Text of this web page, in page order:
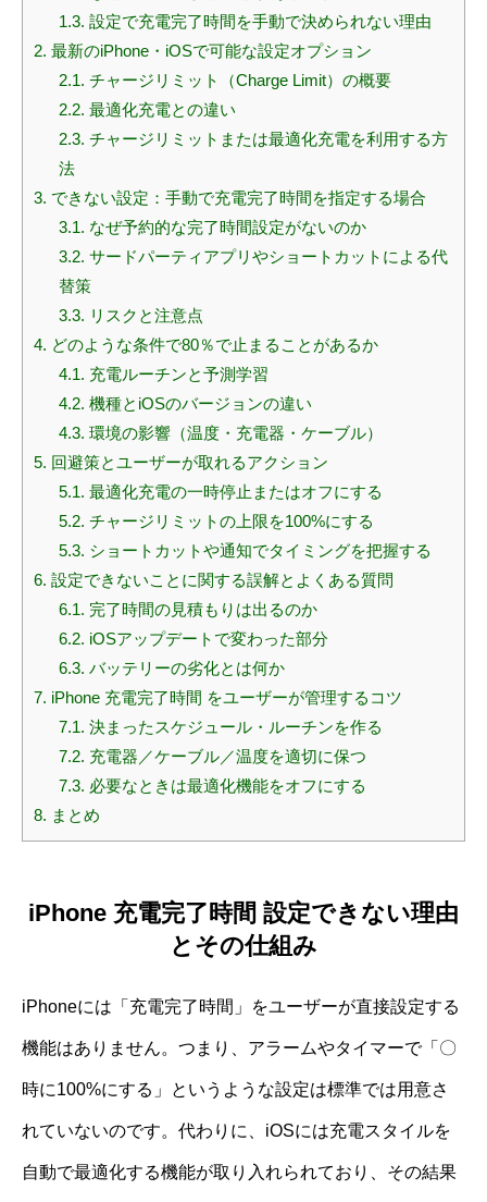
1.3. 設定で充電完了時間を手動で決められない理由
2. 最新のiPhone・iOSで可能な設定オプション
2.1. チャージリミット（Charge Limit）の概要
2.2. 最適化充電との違い
2.3. チャージリミットまたは最適化充電を利用する方
法
3. できない設定：手動で充電完了時間を指定する場合
3.1. なぜ予約的な完了時間設定がないのか
3.2. サードパーティアプリやショートカットによる代
替策
3.3. リスクと注意点
4. どのような条件で80％で止まることがあるか
4.1. 充電ルーチンと予測学習
4.2. 機種とiOSのバージョンの違い
4.3. 環境の影響（温度・充電器・ケーブル）
5. 回避策とユーザーが取れるアクション
5.1. 最適化充電の一時停止またはオフにする
5.2. チャージリミットの上限を100%にする
5.3. ショートカットや通知でタイミングを把握する
6. 設定できないことに関する誤解とよくある質問
6.1. 完了時間の見積もりは出るのか
6.2. iOSアップデートで変わった部分
6.3. バッテリーの劣化とは何か
7. iPhone 充電完了時間 をユーザーが管理するコツ
7.1. 決まったスケジュール・ルーチンを作る
7.2. 充電器／ケーブル／温度を適切に保つ
7.3. 必要なときは最適化機能をオフにする
8. まとめ
iPhone 充電完了時間 設定できない理由
とその仕組み
iPhoneには「充電完了時間」をユーザーが直接設定する
機能はありません。つまり、アラームやタイマーで「〇
時に100%にする」というような設定は標準では用意さ
れていないのです。代わりに、iOSには充電スタイルを
自動で最適化する機能が取り入れられており、その結果